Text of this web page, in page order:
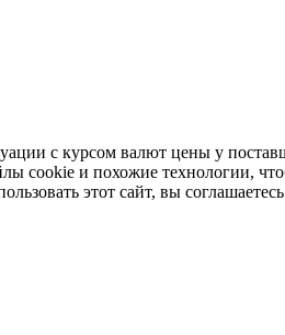
с курсом валют цены у
cookie и похожие технологии,
этот сайт, вы